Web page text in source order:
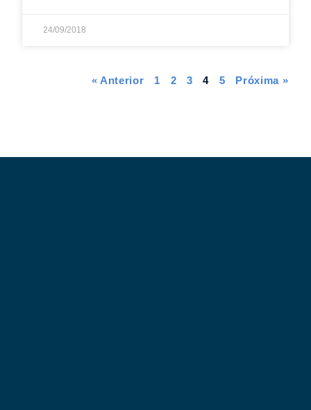
24/09/2018
« Anterior 1 2 3 4 5 Próxima »